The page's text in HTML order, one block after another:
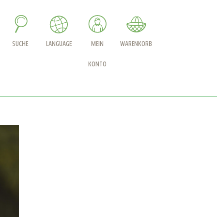
SUCHE LANGUAGE MEIN
KONTO
WARENKORB